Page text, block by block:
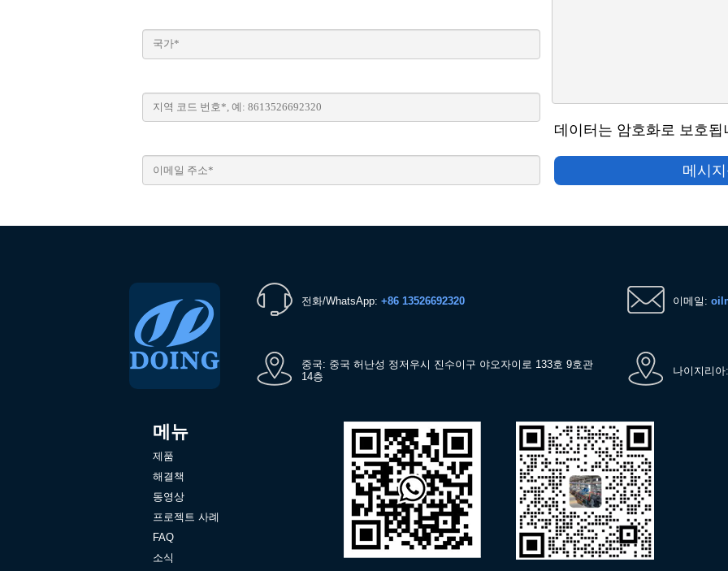
데이터는 암호화로 보호됩
메시
전화/WhatsApp: +86 13526692320 이메일:
중국: 중국 허난성 정저우시 진수이구 야오자이로 133호 9호관
14층
나이지리
메뉴
제품
해결책
동영상
프로젝트 사례
FAQ
소식